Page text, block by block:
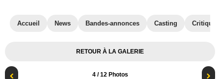
Accueil News Bandes-annonces Casting
RETOUR À LA GALERIE
4/ 12 Photos